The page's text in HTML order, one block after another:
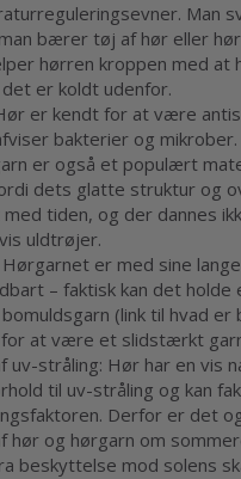
Man
bærer tøj af hør eller
hørren kroppen med at
er koldt udenfor.
er kendt for at være
bakterier og mikrober.
er også et populært
dets glatte struktur og
tiden, og der dannes
uldtrøjer.
Hørgarnet er med sine
– faktisk kan det holde
(link til hvad er
at være et slidstærkt
uv-stråling: Hør har en vis
til uv-stråling og kan
Derfor er det
hør og hørgarn om
beskyttelse mod solens